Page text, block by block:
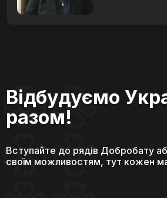
Відбудуємо
разом!
Вступайте до рядів Добробату
своїм можливостям, тут кожен